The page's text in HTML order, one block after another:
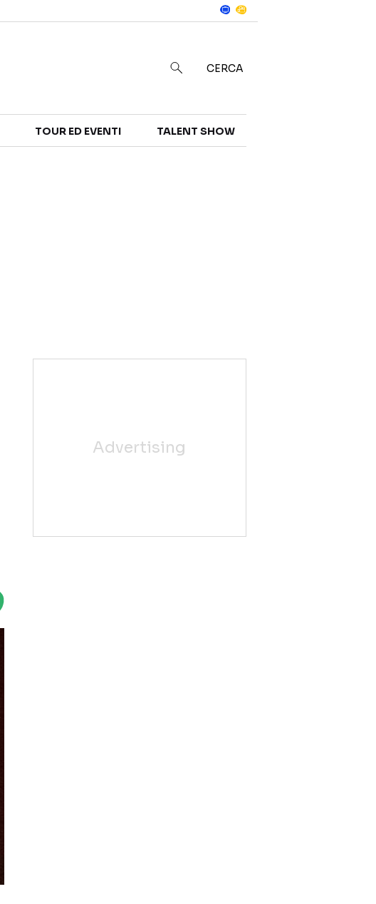
CERCA
TOUR ED EVENTI TALENT SHOW